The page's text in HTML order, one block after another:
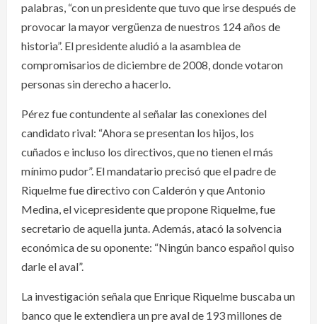
palabras, “con un presidente que tuvo que irse después de
provocar la mayor vergüenza de nuestros 124 años de
historia”. El presidente aludió a la asamblea de
compromisarios de diciembre de 2008, donde votaron
personas sin derecho a hacerlo.
Pérez fue contundente al señalar las conexiones del
candidato rival: “Ahora se presentan los hijos, los
cuñados e incluso los directivos, que no tienen el más
mínimo pudor”. El mandatario precisó que el padre de
Riquelme fue directivo con Calderón y que Antonio
Medina, el vicepresidente que propone Riquelme, fue
secretario de aquella junta. Además, atacó la solvencia
económica de su oponente: “Ningún banco español quiso
darle el aval”.
La investigación señala que Enrique Riquelme buscaba un
banco que le extendiera un pre aval de 193 millones de